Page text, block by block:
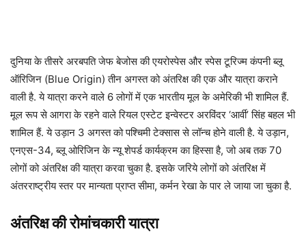
दुनिया के तीसरे अरबपति जेफ बेजोस की एयरोस्पेस और स्पेस टूरिज्म कंपनी ब्‍लू
ऑरिजिन (Blue Origin) तीन अगस्‍त को अंतरिक्ष की एक और यात्रा कराने
वाली है. ये यात्रा करने वाले 6 लोगों में एक भारतीय मूल के अमेरिकी भी शामिल हैं.
मूल रूप से आगरा के रहने वाले रियल एस्‍टेट इन्‍वेस्‍टर अरविंदर ‘आर्वी’ सिंह बहल भी
शामिल हैं. ये उड़ान 3 अगस्त को पश्चिमी टेक्सास से लॉन्‍च होने वाली है. ये उड़ान,
एनएस-34, ब्लू ओरिजिन के न्यू शेपर्ड कार्यक्रम का हिस्सा है, जो अब तक 70
लोगों को अंतरिक्ष की यात्रा करवा चुका है. इसके जरिये लोगों को अंतरिक्ष में
अंतरराष्ट्रीय स्तर पर मान्यता प्राप्त सीमा, कर्मन रेखा के पार ले जाया जा चुका है.
अंतरिक्ष की रोमांचकारी यात्रा